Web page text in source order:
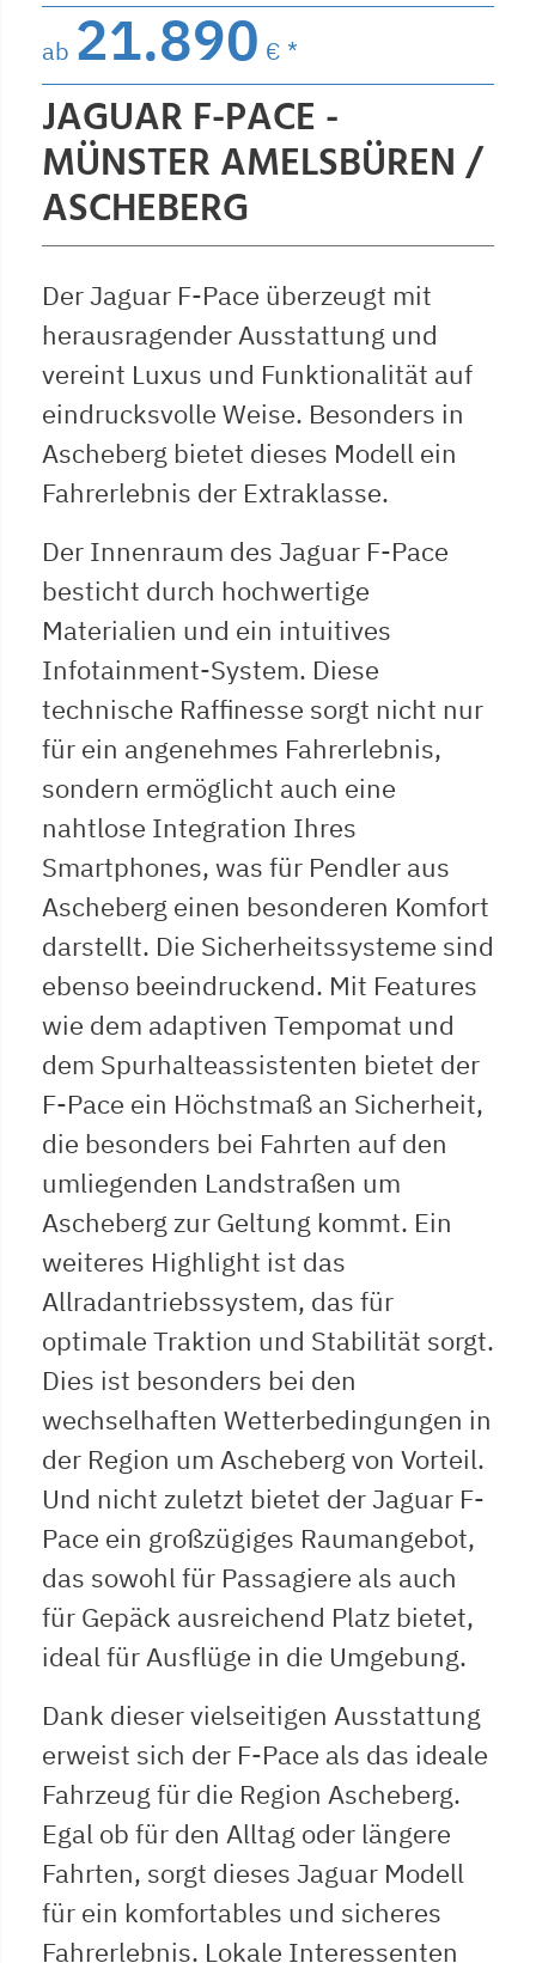
ab 21.890 € *
JAGUAR F-PACE -
MÜNSTER AMELSBÜREN /
ASCHEBERG
Der Jaguar F-Pace überzeugt mit
herausragender Ausstattung und
vereint Luxus und Funktionalität auf
eindrucksvolle Weise. Besonders in
Ascheberg bietet dieses Modell ein
Fahrerlebnis der Extraklasse.
Der Innenraum des Jaguar F-Pace
besticht durch hochwertige
Materialien und ein intuitives
Infotainment-System. Diese
technische Raffinesse sorgt nicht nur
für ein angenehmes Fahrerlebnis,
sondern ermöglicht auch eine
nahtlose Integration Ihres
Smartphones, was für Pendler aus
Ascheberg einen besonderen Komfort
darstellt. Die Sicherheitssysteme sind
ebenso beeindruckend. Mit Features
wie dem adaptiven Tempomat und
dem Spurhalteassistenten bietet der
F-Pace ein Höchstmaß an Sicherheit,
die besonders bei Fahrten auf den
umliegenden Landstraßen um
Ascheberg zur Geltung kommt. Ein
weiteres Highlight ist das
Allradantriebssystem, das für
optimale Traktion und Stabilität sorgt.
Dies ist besonders bei den
wechselhaften Wetterbedingungen in
der Region um Ascheberg von Vorteil.
Und nicht zuletzt bietet der Jaguar F-
Pace ein großzügiges Raumangebot,
das sowohl für Passagiere als auch
für Gepäck ausreichend Platz bietet,
ideal für Ausflüge in die Umgebung.
Dank dieser vielseitigen Ausstattung
erweist sich der F-Pace als das ideale
Fahrzeug für die Region Ascheberg.
Egal ob für den Alltag oder längere
Fahrten, sorgt dieses Jaguar Modell
für ein komfortables und sicheres
Fahrerlebnis. Lokale Interessenten